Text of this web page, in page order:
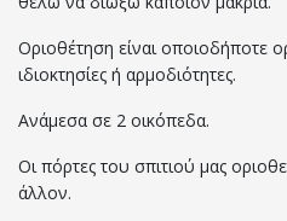
Οριοθέτηση είναι οποιοδήποτε
ιδιοκτησίες ή αρμοδιότητες.
Ανάμεσα σε 2 οικόπεδα.
Οι πόρτες του σπιτιού μας
άλλον.